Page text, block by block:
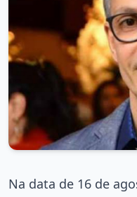
Na data de 16 de